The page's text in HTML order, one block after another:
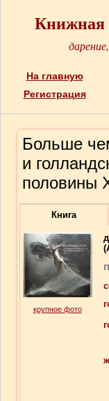
Книжная
На главную
Регистрация
Больше
и
половины
Книга
крупное фото